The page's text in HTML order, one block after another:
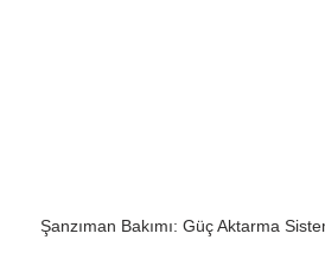
Şanzıman Bakımı: Güç Aktarma